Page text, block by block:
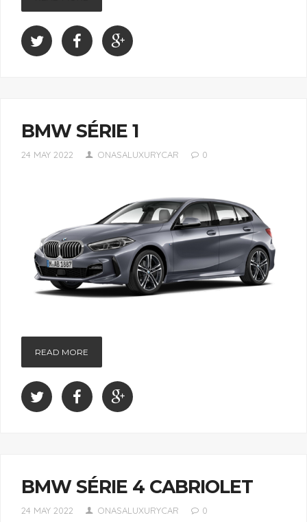
BMW SÉRIE 1
24 MAY 2022 ONASALUXURYCAR 0
READ MORE
BMW SÉRIE 4 CABRIOLET
24 MAY 2022 ONASALUXURYCAR 0